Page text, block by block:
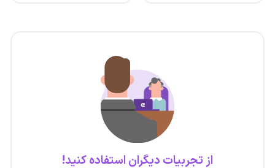
از تجربیات دیگران استفاده کنید!